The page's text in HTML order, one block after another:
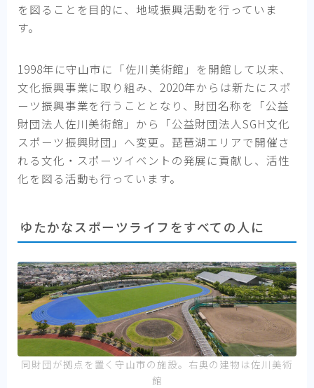
を図ることを目的に、地域振興活動を行っていま
す。
1998年に守山市に「佐川美術館」を開館して以来、
文化振興事業に取り組み、2020年からは新たにスポ
ーツ振興事業を行うこととなり、財団名称を「公益
財団法人佐川美術館」から「公益財団法人SGH文化
スポーツ振興財団」へ変更。琵琶湖エリアで開催さ
れる文化・スポーツイベントの発展に貢献し、活性
化を図る活動も行っています。
ゆたかなスポーツライフをすべての人に
同財団が拠点を置く守山市の施設。右奥の建物は佐川美術
館